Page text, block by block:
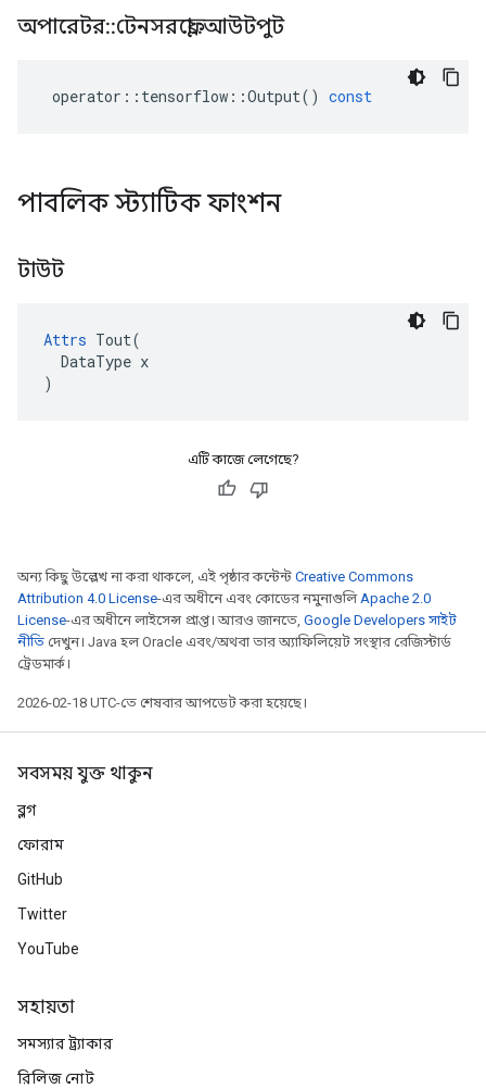
অপারেটর::টেনসরফ্লো::আউটপুট
operator :: tensorflow ::Output() const
পাবলিক স্ট্যাটিক ফাংশন
টাউট
Attrs Tout(
  DataType x
)
এটি কাজে লেগেছে?
অন্য কিছু উল্লেখ না করা থাকলে, এই পৃষ্ঠার কন্টেন্ট Creative Commons
Attribution 4.0 License-এর অধীনে এবং কোডের নমুনাগুলিApache 2.0
License-এর অধীনে লাইসেন্স প্রাপ্ত। আরও জানতে, Google Developers সাইট
নীতি দেখুন। Java হল Oracle এবং/অথবা তার অ্যাফিলিয়েট সংস্থার রেজিস্টার্ড
ট্রেডমার্ক।
2026-02-18 UTC-তে শেষবার আপডেট করা হয়েছে।
সবসময় যুক্ত থাকুন
ব্লগ
ফোরাম
GitHub
Twitter
YouTube
সহায়তা
সমস্যার ট্র্যাকার
রিলিজ নোট